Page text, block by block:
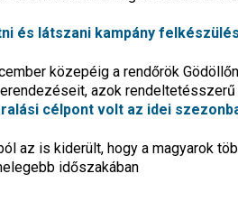
és látszani kampány
közepéig a rendőrök
azok rendeltetésszerű
célpont volt az idei
az is kiderült, hogy a magyarok
időszakában